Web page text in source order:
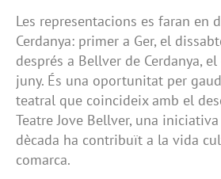
Les representacions es faran en
Cerdanya: primer a Ger, el
després a Bellver de Cerdanya,
juny. És una oportunitat per
teatral que coincideix amb el
Teatre Jove Bellver, una
dècada ha contribuït a la vida
comarca.